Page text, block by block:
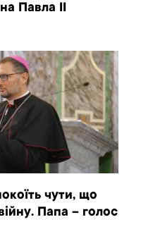
Павла II
чути, що
Папа – голос